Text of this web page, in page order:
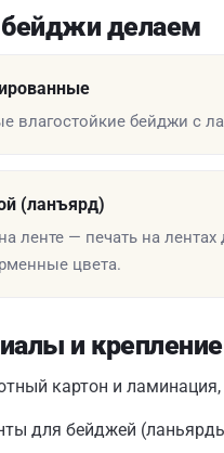
делаем
влагостойкие бейджи с
(ланъярд)
ленте — печать на
цвета.
и крепление
картон и
для бейджей